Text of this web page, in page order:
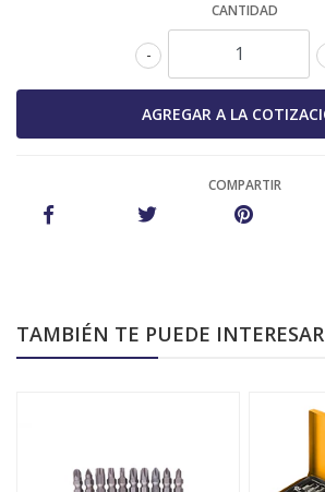
CANTIDAD
-
COMPARTIR
TAMBIÉN TE PUEDE INTERESAR